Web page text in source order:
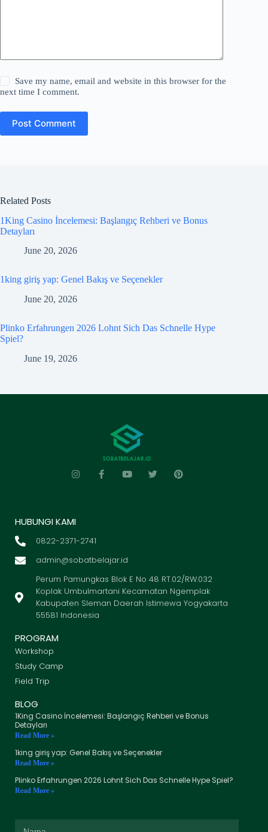
Save my name, email and website in this browser for the
next time I comment.
Post Comment
Related Posts
1King Casino İncelemesi: Başlangıç Rehberi ve Bonus
Detayları
June 20, 2026
1king giriş yap: Genel Bakış ve Seçenekler
June 20, 2026
Plinko Erfahrungen 2026 Lohnt Sich Das Schnelle Hype
Spiel?
June 19, 2026
HUBUNGI KAMI
0822-2371-2741
admin@sobatbelajar.id
Perum Pamungkas Blok E No 48 RT.02/RW.032
Koplak Umbulmartani Kecamatan Ngemplak
Kabupaten Sleman Daerah Istimewa Yogyakarta
55581 Indonesia
PROGRAM
Workshop
Study Camp
Field Trip
BLOG
1King Casino İncelemesi: Başlangıç Rehberi ve Bonus
Detayları
Read More »
1king giriş yap: Genel Bakış ve Seçenekler
Read More »
Plinko Erfahrungen 2026 Lohnt Sich Das Schnelle Hype Spiel?
Read More »